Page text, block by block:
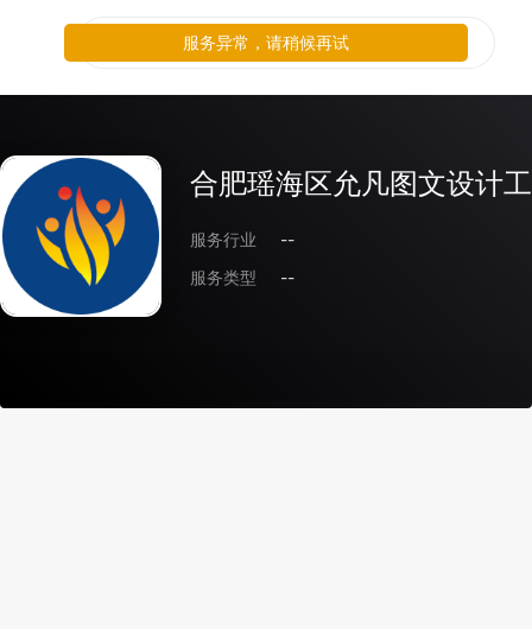
合肥瑶海区允凡图文设计
服务行业
--
服务类型
--
服务异常，请稍候再试